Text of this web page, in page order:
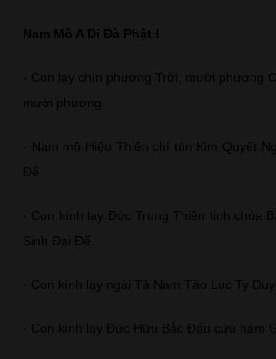
Nam Mô A Di Đà Phật !
- Con lạy chín phương Trời, mười phương
mười phương.
- Nam mô Hiệu Thiên chí tôn Kim Quyết
Đế
- Con kính lạy Đức Trung Thiên tinh chúa
Sinh Đại Đế.
- Con kính lạy ngài Tả Nam Tào Lục Ty
- Con kính lạy Đức Hữu Bắc Đẩu cửu hàm